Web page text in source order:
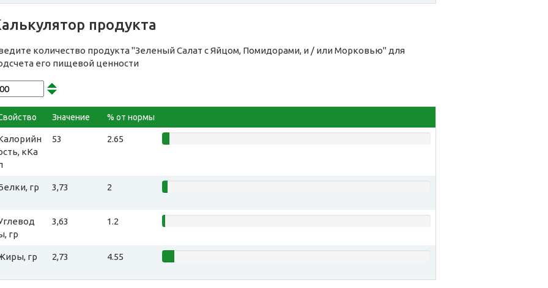
продукта
количество продукта "Зеленый Салат с Яйцом, Помидорами, и / или Морковью" для
его пищевой ценности
Значение % от нормы
кКа
53 2.65
гр 3,73 2
гр
3,63 1.2
гр 2,73 4.55